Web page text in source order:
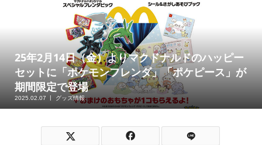
25年2月14日（金）よりマクドナルドのハッピー
セットに「ポケモンフレンダ」「ポケピース」が
期間限定で登場
2025.02.07 グッズ情報